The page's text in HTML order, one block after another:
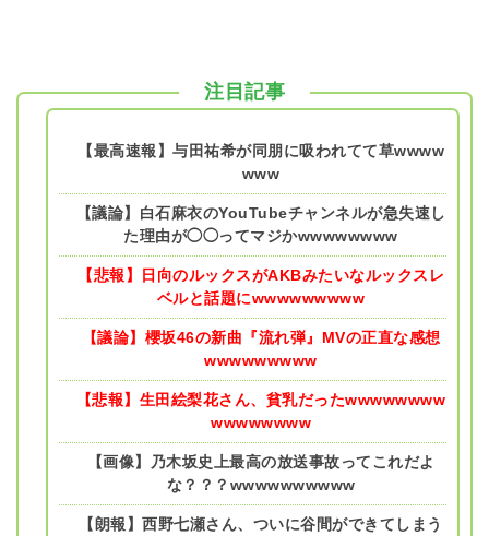
注目記事
【最高速報】与田祐希が同朋に吸われてて草wwww
www
【議論】白石麻衣のYouTubeチャンネルが急失速し
た理由が◯◯ってマジかwwwwwwww
【悲報】日向のルックスがAKBみたいなルックスレ
ベルと話題にwwwwwwwww
【議論】櫻坂46の新曲『流れ弾』MVの正直な感想
wwwwwwwww
【悲報】生田絵梨花さん、貧乳だったwwwwwwww
wwwwwwww
【画像】乃木坂史上最高の放送事故ってこれだよ
な？？？wwwwwwwwww
【朗報】西野七瀬さん、ついに谷間ができてしまう